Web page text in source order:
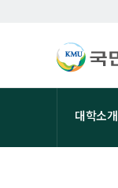
대학소개